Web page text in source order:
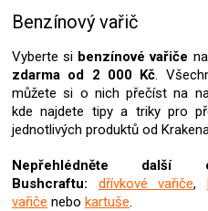
d
í
r
Benzínový vařič
Vyberte si benzínové vařiče
zdarma od 2 000 Kč.
můžete si o nich přečíst na
kde najdete tipy a triky pro
jednotlivých produktů od
Nepřehlédněte další
Bushcraftu:
dřívkové vařiče,
vařiče nebo kartuše.